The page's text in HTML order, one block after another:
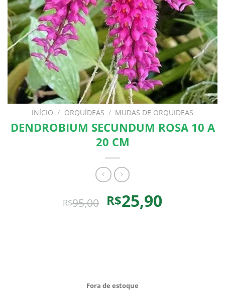
INÍCIO / ORQUÍDEAS / MUDAS DE ORQUIDEAS
DENDROBIUM SECUNDUM ROSA 10 A
20 CM
R$95,00 O
preço
R$25,90O
preço
Fora de estoque